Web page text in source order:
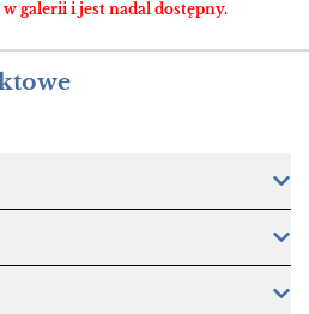
galerii i jest nadal dostępny.